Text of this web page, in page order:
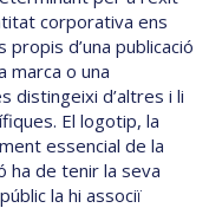
corporativa ens
d’una publicació
marca o una
distingeixi d’altres i li
El logotip, la
essencial de la
ha de tenir la seva
la hi associï